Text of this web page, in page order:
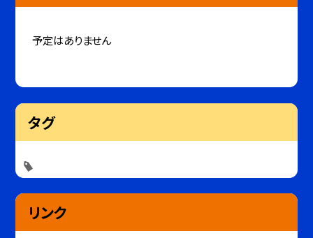
予定はありません
タグ
リンク